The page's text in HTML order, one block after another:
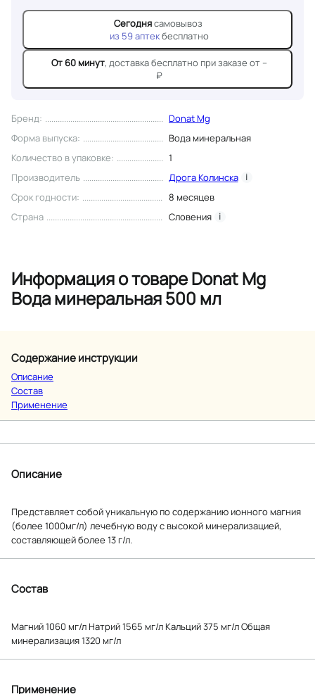
Бренд:
Donat Mg
Форма выпуска:
Вода минеральная
Количество в упаковке:
1
Производитель
Дрога Колинска i
Срок годности:
8 месяцев
Страна
Словения i
Сегоднясамовывоз
из 59аптекбесплатно
От 60 минут, доставкабесплатно при заказе от --
₽
Информация о товаре Donat Mg
Вода минеральная 500 мл
Содержание инструкции
Описание
Состав
Применение
Описание
Представляет собой уникальную по содержанию ионного магния
(более 1000мг/л) лечебную воду с высокой минерализацией,
составляющей более 13 г/л.
Состав
Магний 1060 мг/л Натрий 1565 мг/л Кальций 375 мг/л Общая
минерализация 1320 мг/л
Применение